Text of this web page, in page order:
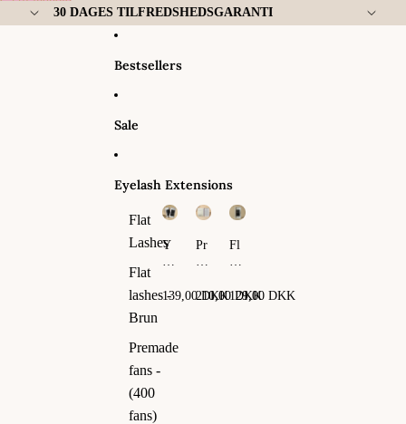
30 DAGES TILFREDSHEDSGARANTI
Bestsellers
Sale
Eyelash Extensions
Flat
Lashes
Flat
lashes -
Brun
Premade
fans -
(400
fans)
Y
sh
139,00 DKK
Pr
e
210,00 DKK
Fl
sh
129,00 DKK